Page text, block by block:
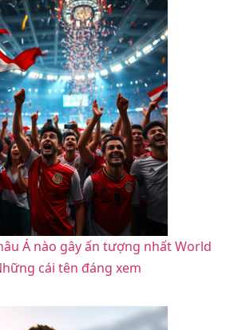
Á nào gây ấn tượng nhất World
cái tên đáng xem